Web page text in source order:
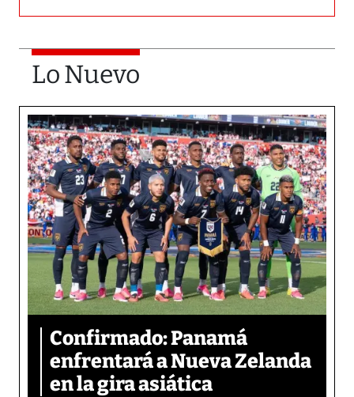
Lo Nuevo
Confirmado: Panamá
enfrentará a Nueva Zelanda
en la gira asiática